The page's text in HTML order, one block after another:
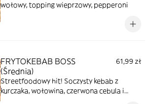
wołowy, topping wieprzowy, pepperoni
FRYTOKEBAB BOSS
(Średnia)
61,99 zł
Streetfoodowy hit! Soczysty kebab z
kurczaka, wołowina, czerwona cebula i